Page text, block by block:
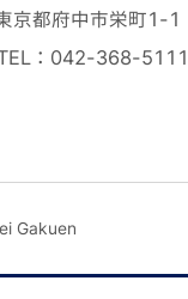
都府中市栄町1-1
：042-368-5111
Gakuen